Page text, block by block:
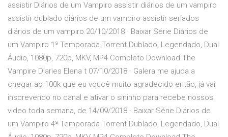
assistir Diários de um Vampiro assistir diários de um vampiro
assistir dublado diários de um vampiro assistir seriados
diários de um vampiro 20/10/2018 · Baixar Série Diários de
um Vampiro 1ª Temporada Torrent Dublado, Legendado, Dual
Áudio, 1080p, 720p, MKV, MP4 Completo Download The
Vampire Diaries Elena t 07/10/2018 · Galera me ajuda a
chegar ao 100k que eu voucê muito agradecido então, já vai
inscrevendo no canal e ativar o sininho para recebe nossos
video toda semana, de 14/09/2018 · Baixar Série Diários de
um Vampiro 4ª Temporada Torrent Dublado, Legendado, Dual